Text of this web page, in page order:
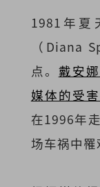
1981年夏
（Diana
点。 戴安
媒体的受
在1996年
场车祸中罹